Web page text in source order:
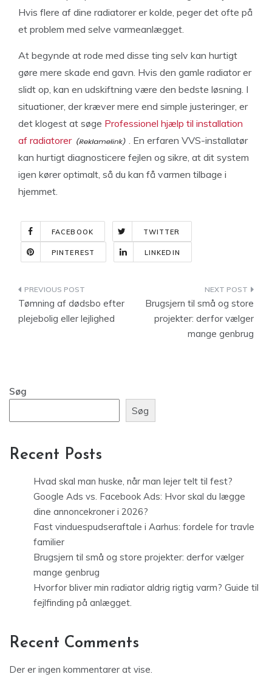
Hvis flere af dine radiatorer er kolde, peger det ofte på
et problem med selve varmeanlægget.
At begynde at rode med disse ting selv kan hurtigt
gøre mere skade end gavn. Hvis den gamle radiator er
slidt op, kan en udskiftning være den bedste løsning. I
situationer, der kræver mere end simple justeringer, er
det klogest at søge Professionel hjælp til installation
af radiatorer
. En erfaren VVS-installatør
kan hurtigt diagnosticere fejlen og sikre, at dit system
igen kører optimalt, så du kan få varmen tilbage i
hjemmet.
FACEBOOK TWITTER
PINTEREST LINKEDIN
Indlægsnavigation
Tømning af dødsbo efter
plejebolig eller lejlighed
Brugsjern til små og store
projekter: derfor vælger
mange genbrug
Søg
Søg
Recent Posts
Hvad skal man huske, når man lejer telt til fest?
Google Ads vs. Facebook Ads: Hvor skal du lægge
dine annoncekroner i 2026?
Fast vinduespudseraftale i Aarhus: fordele for travle
familier
Brugsjern til små og store projekter: derfor vælger
mange genbrug
Hvorfor bliver min radiator aldrig rigtig varm? Guide til
fejlfinding på anlægget.
Recent Comments
Der er ingen kommentarer at vise.